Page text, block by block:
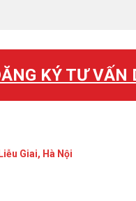
KÝ TƯ VẤN
Giai, Hà Nội